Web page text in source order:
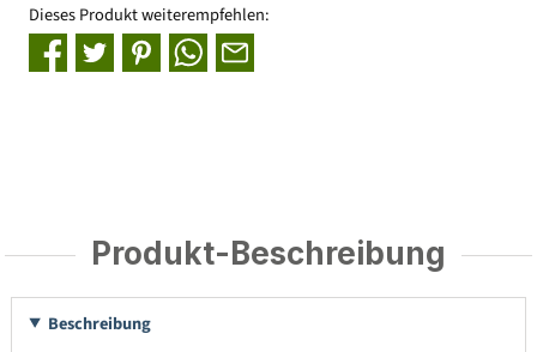
Dieses Produkt weiterempfehlen:
Produkt-Beschreibung
Beschreibung